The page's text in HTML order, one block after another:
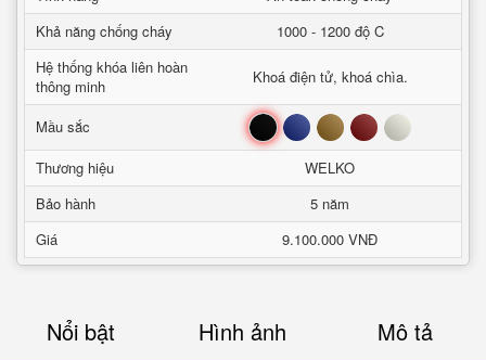
Khả năng chống cháy
1000 - 1200 độ C
Hệ thống khóa liên hoàn
thông minh
Khoá điện tử, khoá chìa.
Mầu sắc Đen Xanh Nâu Đỏ Trắng
Thương hiệu
WELKO
Bảo hành
5 năm
Giá
9.100.000 VNĐ
Nổi bật Hình ảnh Mô tả